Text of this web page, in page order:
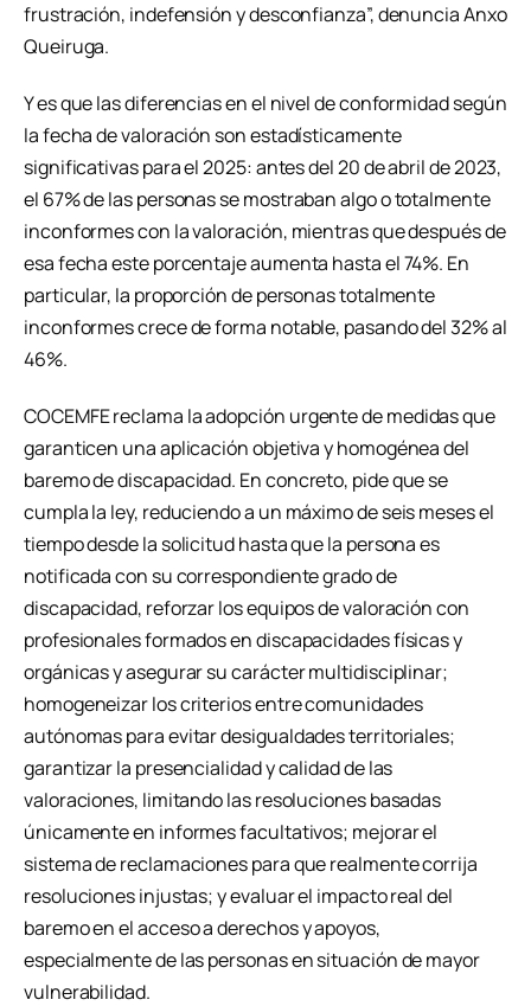
frustración, indefensión y desconfianza”, denuncia Anxo
Queiruga.
Y es que las diferencias en el nivel de conformidad según
la fecha de valoración son estadísticamente
significativas para el 2025: antes del 20 de abril de 2023,
el 67% de las personas se mostraban algo o totalmente
inconformes con la valoración, mientras que después de
esa fecha este porcentaje aumenta hasta el 74%. En
particular, la proporción de personas totalmente
inconformes crece de forma notable, pasando del 32% al
46%.
COCEMFE reclama la adopción urgente de medidas que
garanticen una aplicación objetiva y homogénea del
baremo de discapacidad. En concreto, pide que se
cumpla la ley, reduciendo a un máximo de seis meses el
tiempo desde la solicitud hasta que la persona es
notificada con su correspondiente grado de
discapacidad, reforzar los equipos de valoración con
profesionales formados en discapacidades físicas y
orgánicas y asegurar su carácter multidisciplinar;
homogeneizar los criterios entre comunidades
autónomas para evitar desigualdades territoriales;
garantizar la presencialidad y calidad de las
valoraciones, limitando las resoluciones basadas
únicamente en informes facultativos; mejorar el
sistema de reclamaciones para que realmente corrija
resoluciones injustas; y evaluar el impacto real del
baremo en el acceso a derechos y apoyos,
especialmente de las personas en situación de mayor
vulnerabilidad.